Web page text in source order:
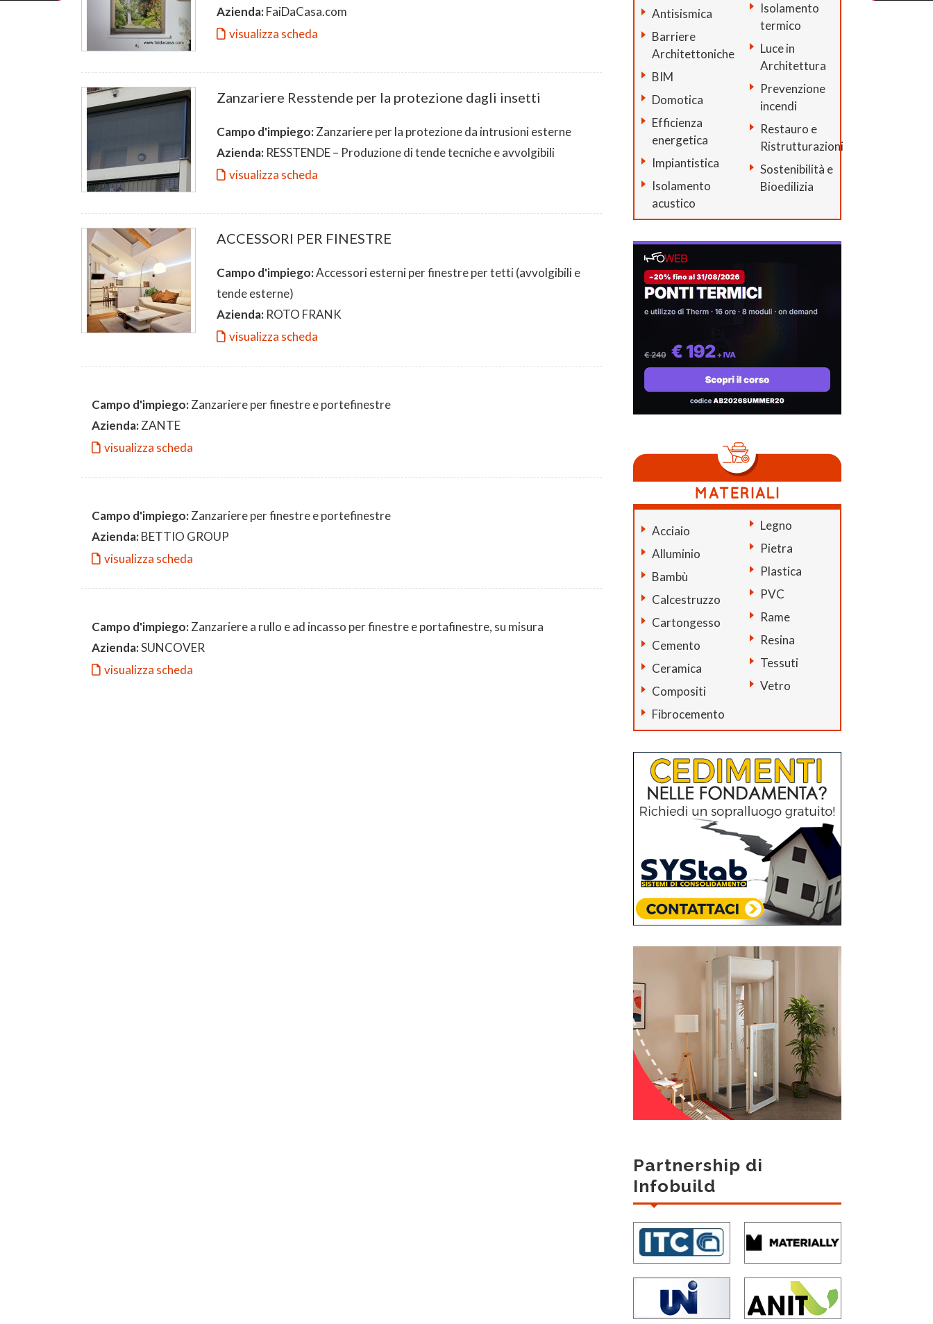
Azienda:FaiDaCasa.com
visualizza scheda
Zanzariere Resstende per la protezione dagli insetti
Campo d'impiego:Zanzariere per la protezione da intrusioni esterne
Azienda: RESSTENDE – Produzione di tende tecniche e avvolgibili
visualizza scheda
ACCESSORI PER FINESTRE
Campo d'impiego:Accessori esterni per finestre per tetti (avvolgibili e
tende esterne)
Azienda: ROTO FRANK
visualizza scheda
Campo d'impiego:Zanzariere per finestre e portefinestre
Azienda:ZANTE
visualizza scheda
Campo d'impiego:Zanzariere per finestre e portefinestre
Azienda:BETTIO GROUP
visualizza scheda
Campo d'impiego:Zanzariere a rullo e ad incasso per finestre e portafinestre, su misura
Azienda:SUNCOVER
visualizza scheda
Antisismica
Barriere
Architettoniche
BIM
Domotica
Efficienza
energetica
Impiantistica
Isolamento
acustico
Isolamento
termico
Luce in
Architettura
Prevenzione
incendi
Restauro e
Ristrutturazioni
Sostenibilità e
Bioedilizia
Acciaio
Alluminio
Bambù
Calcestruzzo
Cartongesso
Cemento
Ceramica
Compositi
Fibrocemento
Legno
Pietra
Plastica
PVC
Rame
Resina
Tessuti
Vetro
Partnership di
Infobuild